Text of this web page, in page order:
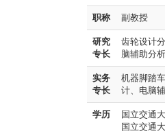
职称 副教授
研究
专长
齿轮设计
脑辅助分析
实务
专长
机器脚踏
计、电脑
学历
国立交通
国立交通